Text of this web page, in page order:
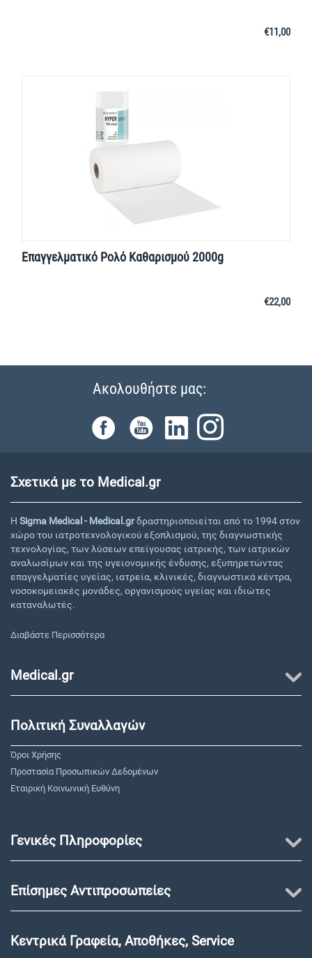
€11,00
Επαγγελματικό Ρολό Καθαρισμού 2000g
€22,00
Ακολουθήστε μας:
Σχετικά με το Medical.gr
Η Sigma Medical - Medical.grδραστηριοποιείται από το 1994 στον
χώρο του ιατροτεχνολογικού εξοπλισμού, της διαγνωστικής
τεχνολογίας, των λύσεων επείγουσας ιατρικής, των ιατρικών
αναλωσίμων και της υγειονομικής ένδυσης, εξυπηρετώντας
επαγγελματίες υγείας, ιατρεία, κλινικές, διαγνωστικά κέντρα,
νοσοκομειακές μονάδες, οργανισμούς υγείας και ιδιώτες
καταναλωτές.
Διαβάστε Περισσότερα
Medical.gr
Πολιτική Συναλλαγών
Όροι Χρήσης
Προστασία Προσωπικών Δεδομένων
Εταιρική Κοινωνική Ευθύνη
"
Γενικές Πληροφορίες
Επίσημες Αντιπροσωπείες
Κεντρικά Γραφεία, Αποθήκες, Service